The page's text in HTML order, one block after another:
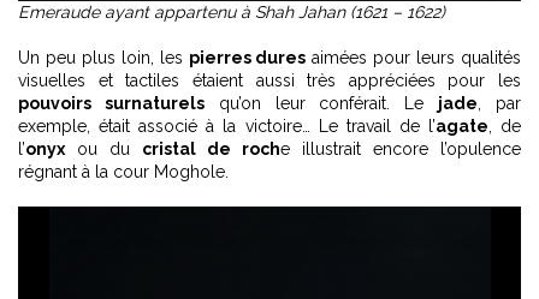
Emeraude ayant appartenu à Shah Jahan (1621 – 1622)
Un peu plus loin, les pierres dures aimées pour leurs qualités
visuelles et tactiles étaient aussi très appréciées pour les
pouvoirs surnaturelsqu’on leur conférait. Le jade , par
exemple, était associé à la victoire… Le travail de l’agate , de
l’onyx ou du cristal de roche illustrait encore l’opulence
régnant à la cour Moghole.